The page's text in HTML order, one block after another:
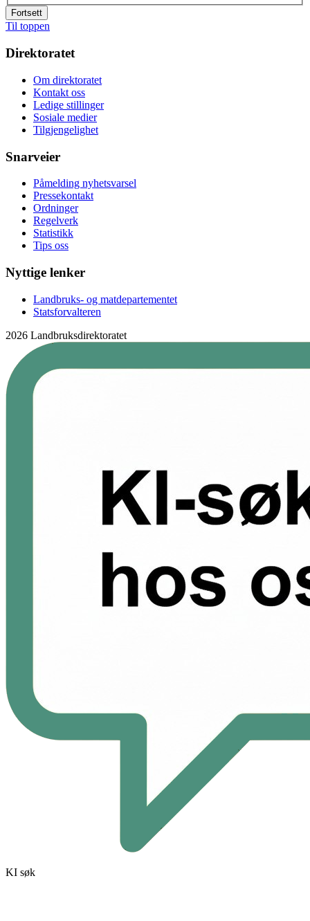
Fortsett
Til toppen
Direktoratet
Om direktoratet
Kontakt oss
Ledige stillinger
Sosiale medier
Tilgjengelighet
Snarveier
Påmelding nyhetsvarsel
Pressekontakt
Ordninger
Regelverk
Statistikk
Tips oss
Nyttige lenker
Landbruks- og matdepartementet
Statsforvalteren
2026 Landbruksdirektoratet
KI søk